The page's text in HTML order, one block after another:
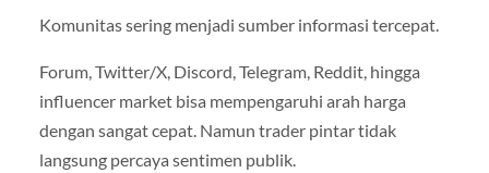
Komunitas sering menjadi sumber informasi tercepat.
Forum, Twitter/X, Discord, Telegram, Reddit, hingga
influencer market bisa mempengaruhi arah harga
dengan sangat cepat. Namun trader pintar tidak
langsung percaya sentimen publik.